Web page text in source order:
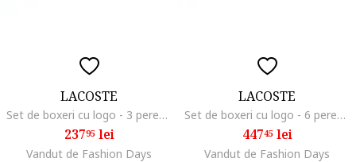
LACOSTE
Set de boxeri cu logo - 3 perechi, Albastru inchis
23795lei
Vandut de Fashion Days
LACOSTE
Set de boxeri cu logo - 6 perechi, Rosu/Verde/Albastru inchis
44745lei
Vandut de Fashion Days